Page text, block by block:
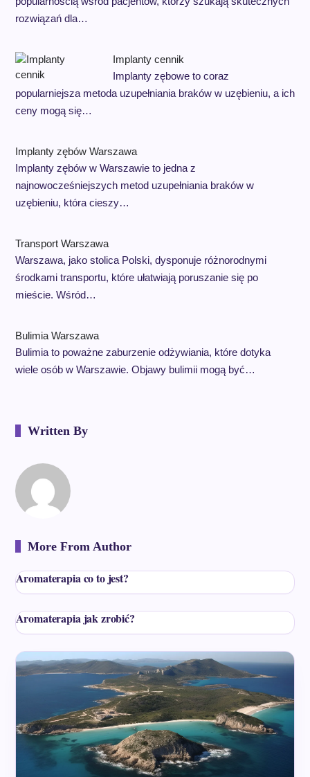
rozwiązań dla…
Implanty cennik
Implanty zębowe to coraz
popularniejsza metoda uzupełniania braków w uzębieniu, a ich
ceny mogą się…
Implanty zębów Warszawa
Implanty zębów w Warszawie to jedna z
najnowocześniejszych metod uzupełniania braków w
uzębieniu, która cieszy…
Transport Warszawa
Warszawa, jako stolica Polski, dysponuje różnorodnymi
środkami transportu, które ułatwiają poruszanie się po
mieście. Wśród…
Bulimia Warszawa
Bulimia to poważne zaburzenie odżywiania, które dotyka
wiele osób w Warszawie. Objawy bulimii mogą być…
Written By
More From Author
Aromaterapia co to jest?
Aromaterapia jak zrobić?